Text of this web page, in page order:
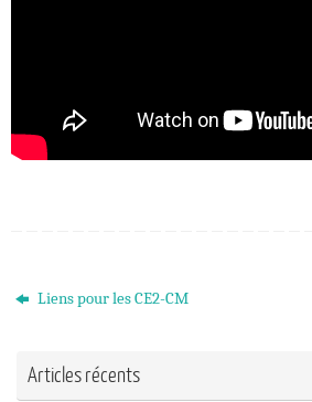
Liens pour les CE2-CM
Articles récents